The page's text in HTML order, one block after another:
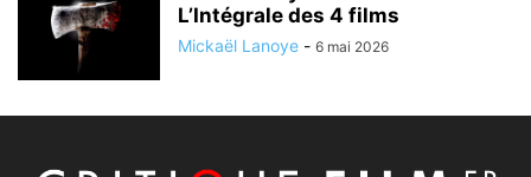
L’Intégrale des 4 films
Mickaël Lanoye - 6 mai 2026